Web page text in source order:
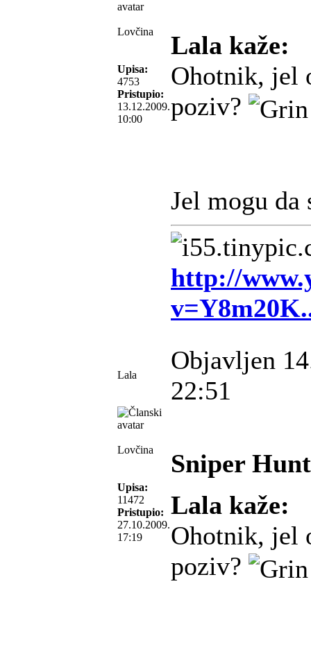
Lovčina
Upisa:
4753
Pristupio:
13.12.2009.
10:00
Lala kaže:
Ohotnik, jel
poziv?
Jel mogu
http://
Lala
Objavljen
22:51
Lovčina
Upisa:
11472
Pristupio:
27.10.2009.
17:19
Sniper
Lala kaže:
Ohotnik, jel
poziv?